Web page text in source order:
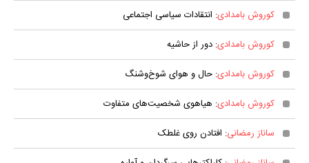
کوروش بامدادی: انتقادات سیاسی اجتماعی
کوروش بامدادی: دور از حاشیه‌
کوروش بامدادی: حال و هوای شوخ‌وشنگ
کوروش بامدادی: هیاهوی شخصیت‌های متفاوت
ساناز رمضانی: افتادن روی غلطک